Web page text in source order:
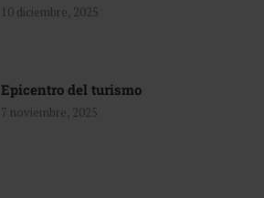
10 diciembre, 2025
Epicentro del turismo
7 noviembre, 2025